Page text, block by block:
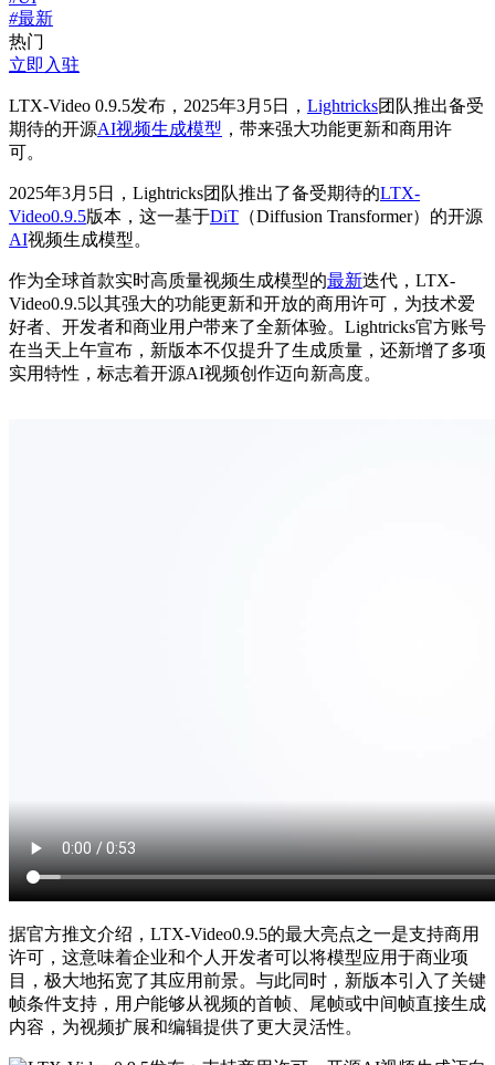
#最新
热门
立即入驻
LTX-Video 0.9.5发布，2025年3月5日， Lightricks团队推出备受
期待的开源AI视频生成模型 ，带来强大功能更新和商用许
可。
2025年3月5日，Lightricks团队推出了备受期待的LTX-
Video0.9.5版本，这一基于DiT （Diffusion Transformer）的开源
AI视频生成模型。
作为全球首款实时高质量视频生成模型的最新迭代，LTX-
Video0.9.5以其强大的功能更新和开放的商用许可，为技术爱
好者、开发者和商业用户带来了全新体验。Lightricks官方账号
在当天上午宣布，新版本不仅提升了生成质量，还新增了多项
实用特性，标志着开源AI视频创作迈向新高度。
据官方推文介绍，LTX-Video0.9.5的最大亮点之一是支持商用
许可，这意味着企业和个人开发者可以将模型应用于商业项
目，极大地拓宽了其应用前景。与此同时，新版本引入了关键
帧条件支持，用户能够从视频的首帧、尾帧或中间帧直接生成
内容，为视频扩展和编辑提供了更大灵活性。